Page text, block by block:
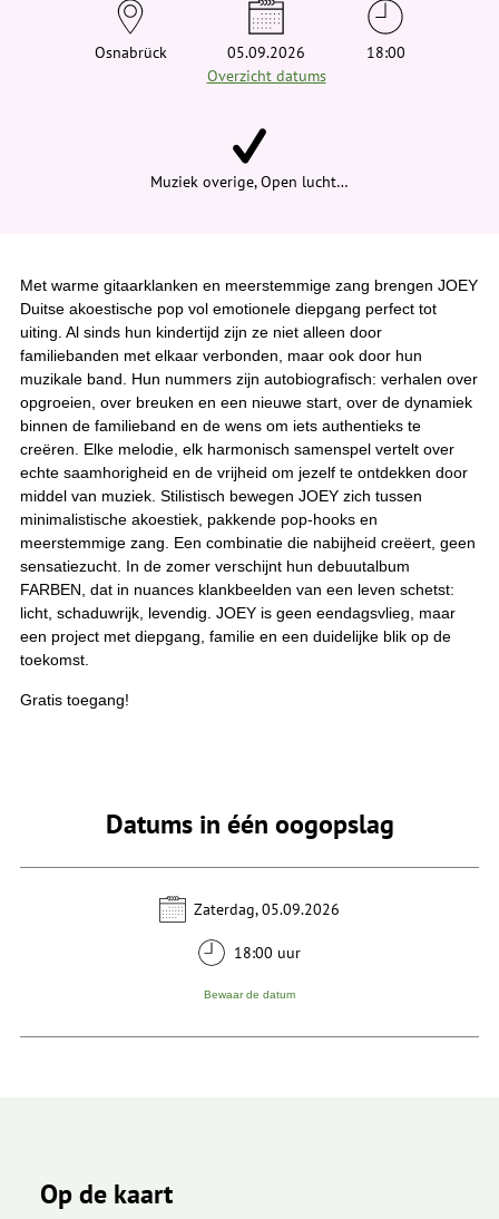
Osnabrück
05.09.2026
Overzicht datums
18:00
Muziek overige, Open lucht…
Met warme gitaarklanken en meerstemmige zang brengen JOEY
Duitse akoestische pop vol emotionele diepgang perfect tot
uiting. Al sinds hun kindertijd zijn ze niet alleen door
familiebanden met elkaar verbonden, maar ook door hun
muzikale band. Hun nummers zijn autobiografisch: verhalen over
opgroeien, over breuken en een nieuwe start, over de dynamiek
binnen de familieband en de wens om iets authentieks te
creëren. Elke melodie, elk harmonisch samenspel vertelt over
echte saamhorigheid en de vrijheid om jezelf te ontdekken door
middel van muziek. Stilistisch bewegen JOEY zich tussen
minimalistische akoestiek, pakkende pop-hooks en
meerstemmige zang. Een combinatie die nabijheid creëert, geen
sensatiezucht. In de zomer verschijnt hun debuutalbum
FARBEN, dat in nuances klankbeelden van een leven schetst:
licht, schaduwrijk, levendig. JOEY is geen eendagsvlieg, maar
een project met diepgang, familie en een duidelijke blik op de
toekomst.
Gratis toegang!
Datums in één oogopslag
Zaterdag, 05.09.2026
18:00 uur
Bewaar de datum
Op de kaart